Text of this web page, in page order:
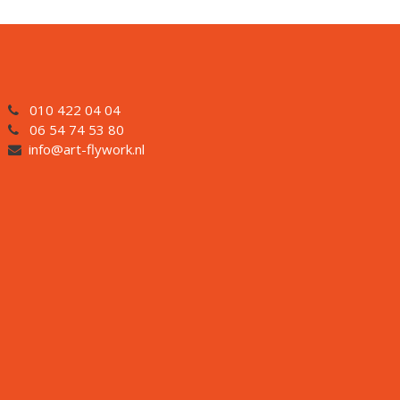
010 422 04 04
06 54 74 53 80
info@art-flywork.nl